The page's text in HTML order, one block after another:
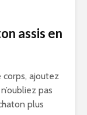
assis en
ajoutez
pas
plus